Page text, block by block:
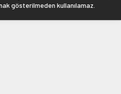
gösterilmeden kullanılamaz.